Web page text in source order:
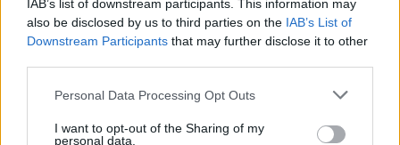
IAB’s list of downstream participants. This information may
also be disclosed by us to third parties on the IAB’s List of
Downstream Participants that may further disclose it to other
Personal Data Processing Opt Outs
I want to opt-out of the Sharing of my
personal data.
Ακολουθήστε το E-Radio.gr στο
Google News
και μάθετε πρώτοιτα πιο hot νέα